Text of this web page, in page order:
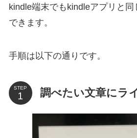
kindle端末でもkindleアプリと
できます。
手順は以下の通りです。
STEP 調べたい文章にラ